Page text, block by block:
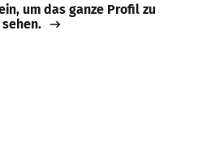
um das ganze Profil zu
sehen.